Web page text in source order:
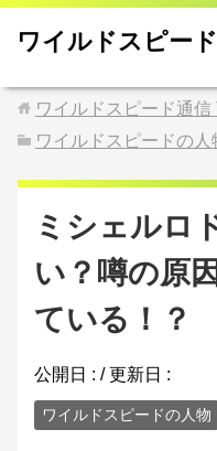
ワイルドスピー
ワイルドスピード通信
ワイルドスピードの人
ミシェルロ
い？噂の原
ている！？
公開日 : / 更新日 :
ワイルドスピードの人物